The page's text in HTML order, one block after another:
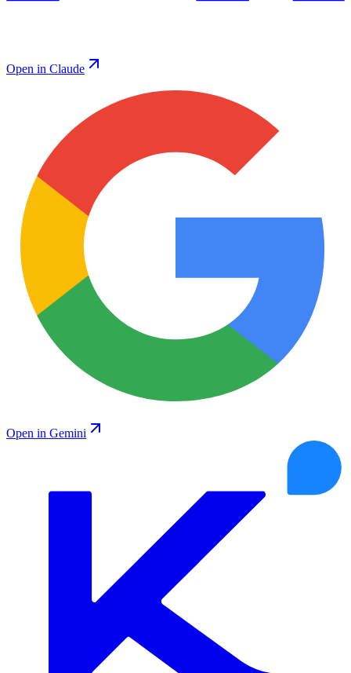
Open in Claude
Open in Gemini